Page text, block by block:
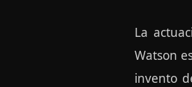
La
Watson
invento